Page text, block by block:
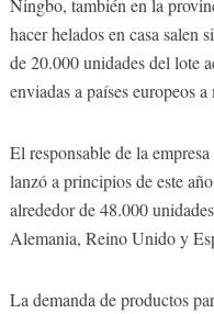
Ningbo, también en la
hacer helados en casa salen
de 20.000 unidades del lote
enviadas a países europeos
El responsable de la
lanzó a principios de este
alrededor de 48.000
Alemania, Reino Unido y
La demanda de productos